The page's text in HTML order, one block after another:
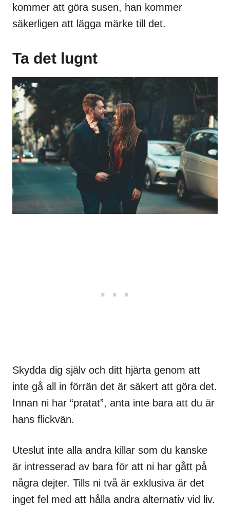
kommer att göra susen, han kommer
säkerligen att lägga märke till det.
Ta det lugnt
Skydda dig själv och ditt hjärta genom att
inte gå all in förrän det är säkert att göra det.
Innan ni har “pratat”, anta inte bara att du är
hans flickvän.
Uteslut inte alla andra killar som du kanske
är intresserad av bara för att ni har gått på
några dejter. Tills ni två är exklusiva är det
inget fel med att hålla andra alternativ vid liv.